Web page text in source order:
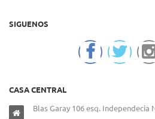
SIGUENOS
CASA CENTRAL
Blas Garay 106 esq. Independecia